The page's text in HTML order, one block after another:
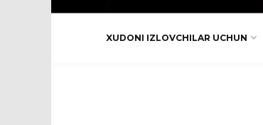
XUDONI IZLOVCHILAR UCHUN